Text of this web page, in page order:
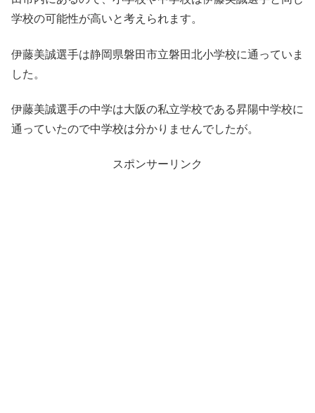
学校の可能性が高いと考えられます。
伊藤美誠選手は静岡県磐田市立磐田北小学校に通っていま
した。
伊藤美誠選手の中学は大阪の私立学校である昇陽中学校に
通っていたので中学校は分かりませんでしたが。
スポンサーリンク